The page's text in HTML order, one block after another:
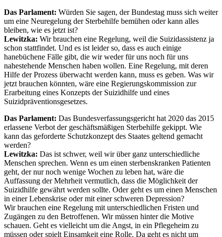
Das Parlament: Würden Sie sagen, der Bundestag muss sich weiter
um eine Neuregelung der Sterbehilfe bemühen oder kann alles
bleiben, wie es jetzt ist?
Lewitzka: Wir brauchen eine Regelung, weil die Suizidassistenz ja
schon stattfindet. Und es ist leider so, dass es auch einige
hanebüchene Fälle gibt, die wir weder für uns noch für uns
nahestehende Menschen haben wollen. Eine Regelung, mit deren
Hilfe der Prozess überwacht werden kann, muss es geben. Was wir
jetzt brauchen könnten, wäre eine Regierungskommission zur
Erarbeitung eines Konzepts der Suizidhilfe und eines
Suizidpräventionsgesetzes.
Das Parlament: Das Bundesverfassungsgericht hat 2020 das 2015
erlassene Verbot der geschäftsmäßigen Sterbehilfe gekippt. Wie
kann das geforderte Schutzkonzept des Staates geltend gemacht
werden?
Lewitzka: Das ist schwer, weil wir über ganz unterschiedliche
Menschen sprechen. Wenn es um einen sterbenskranken Patienten
geht, der nur noch wenige Wochen zu leben hat, wäre die
Auffassung der Mehrheit vermutlich, dass die Möglichkeit der
Suizidhilfe gewährt werden sollte. Oder geht es um einen Menschen
in einer Lebenskrise oder mit einer schweren Depression?
Wir brauchen eine Regelung mit unterschiedlichen Fristen und
Zugängen zu den Betroffenen. Wir müssen hinter die Motive
schauen. Geht es vielleicht um die Angst, in ein Pflegeheim zu
müssen oder spielt Einsamkeit eine Rolle. Da geht es nicht um